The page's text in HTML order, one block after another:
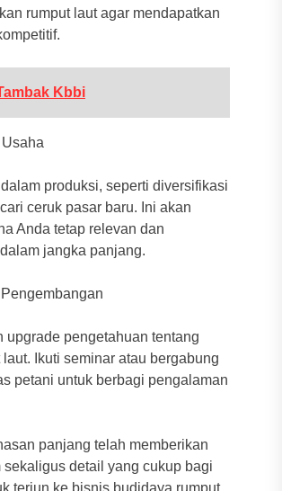
rumput laut agar mendapatkan
Kbbi
produksi, seperti diversifikasi
ceruk pasar baru. Ini akan
Anda tetap relevan dan
jangka panjang.
upgrade pengetahuan tentang
Ikuti seminar atau bergabung
petani untuk berbagi pengalaman
panjang telah memberikan
sekaligus detail yang cukup bagi
terjun ke bisnis budidaya rumput